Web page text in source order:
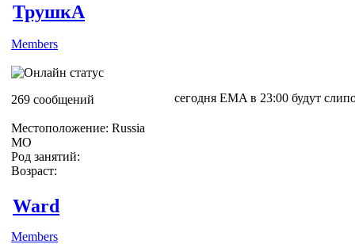
ТрушкА
Members
269 сообщений
Местоположение: Russia
МО
Род занятий:
Возраст:
сегодня EMA в 23:00 будут
Ward
Members